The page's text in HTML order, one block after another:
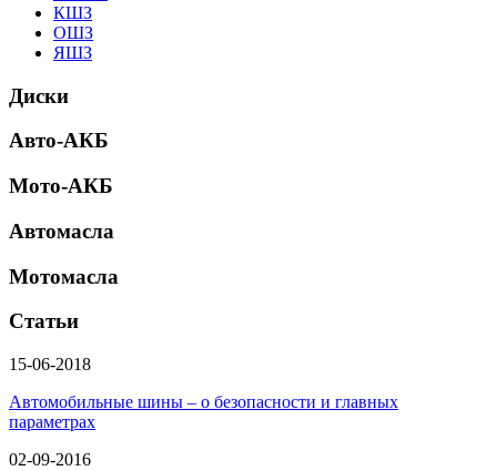
КШЗ
ОШЗ
ЯШЗ
Диски
Авто-АКБ
Мото-АКБ
Автомасла
Мотомасла
Статьи
15-06-2018
Автомобильные шины – о безопасности и главных
параметрах
02-09-2016